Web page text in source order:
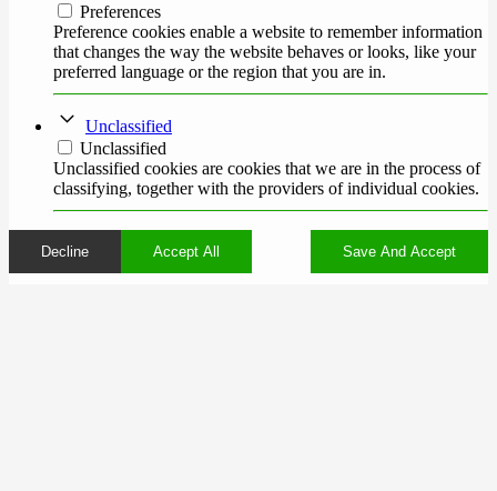
Preferences
Preference cookies enable a website to remember information
that changes the way the website behaves or looks, like your
preferred language or the region that you are in.
Unclassified
Unclassified
Unclassified cookies are cookies that we are in the process of
classifying, together with the providers of individual cookies.
Decline Accept All Save And Accept